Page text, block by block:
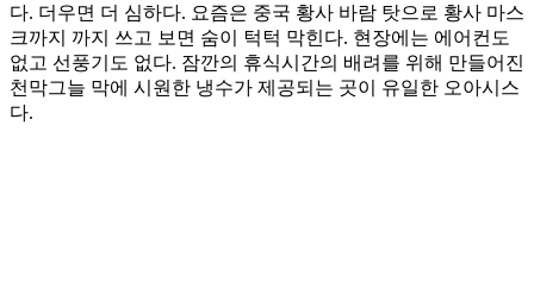
다. 더우면 더 심하다. 요즘은 중국 황사 바람 탓으로 황사 마스
크까지 까지 쓰고 보면 숨이 턱턱 막힌다. 현장에는 에어컨도
없고 선풍기도 없다. 잠깐의 휴식시간의 배려를 위해 만들어진
천막그늘 막에 시원한 냉수가 제공되는 곳이 유일한 오아시스
다.